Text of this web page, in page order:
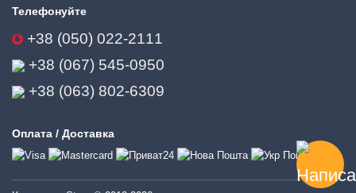
Телефонуйте
+38 (050) 022-2111
+38 (067) 545-0950
+38 (063) 802-6309
Оплата / Доставка